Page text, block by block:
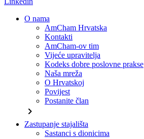
O nama
AmCham Hrvatska
Kontakti
AmCham-ov tim
Vijeće upravitelja
Kodeks dobre poslovne prakse
Naša mreža
O Hrvatskoj
Povijest
Postanite član
chevron_right
Zastupanje stajališta
Sastanci s dionicima